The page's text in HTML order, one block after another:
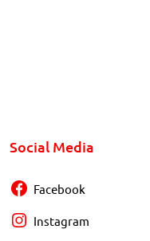
Social Media
Facebook
Instagram